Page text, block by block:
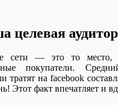
целевая
сети — это то место,
покупатели.
тратят на facebook
Этот факт впечатляет и